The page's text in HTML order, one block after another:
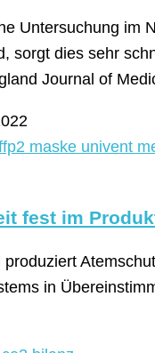
Untersuchung im
sorgt dies sehr
Journal of
fest im
produziert
in